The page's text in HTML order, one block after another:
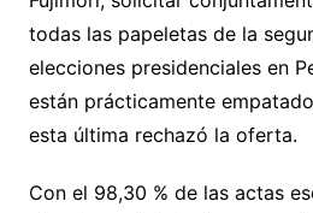
todas las papeletas de la
elecciones presidenciales en
están prácticamente
esta última rechazó la oferta.
Con el 98,30 % de las actas